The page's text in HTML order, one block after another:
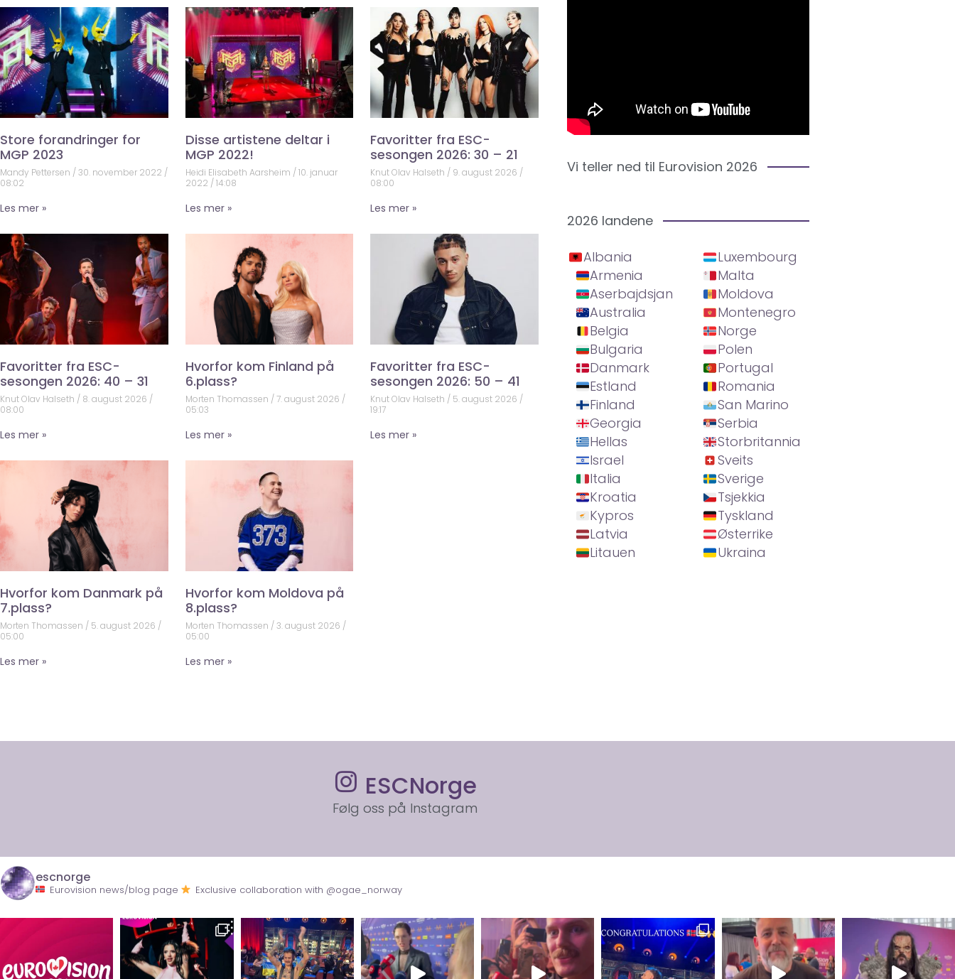
Store forandringer for
MGP 2023
Mandy Pettersen
30. november 2022
08:02
Les mer »
Disse artistene deltar i
MGP 2022!
Heidi Elisabeth Aarsheim 10. januar
2022 14:08
Les mer »
Favoritter fra ESC-
sesongen 2026: 30 – 21
Knut Olav Halseth
9. august 2026
08:00
Les mer »
Favoritter fra ESC-
sesongen 2026: 40 – 31
Knut Olav Halseth
8. august 2026
08:00
Les mer »
Hvorfor kom Finland på
6.plass?
Morten Thomassen 7. august 2026
05:03
Les mer »
Favoritter fra ESC-
sesongen 2026: 50 – 41
Knut Olav Halseth
5. august 2026
19:17
Les mer »
Hvorfor kom Danmark på
7.plass?
Morten Thomassen
5. august 2026
05:00
Les mer »
Hvorfor kom Moldova på
8.plass?
Morten Thomassen 3. august 2026
05:00
Les mer »
Vi teller ned til Eurovision 2026
2026 landene
Albania
Armenia
Aserbajdsjan
Australia
Belgia
Bulgaria
Danmark
Estland
Finland
Georgia
Hellas
Israel
Italia
Kroatia
Kypros
Latvia
Litauen
Luxembourg
Malta
Moldova
Montenegro
Norge
Polen
Portugal
Romania
San Marino
Serbia
Storbritannia
Sveits
Sverige
Tsjekkia
Tyskland
Østerrike
Ukraina
ESCNorge
Følg oss på Instagram
escnorge
Eurovision news/blog page Exclusive collaboration with @ogae_norway